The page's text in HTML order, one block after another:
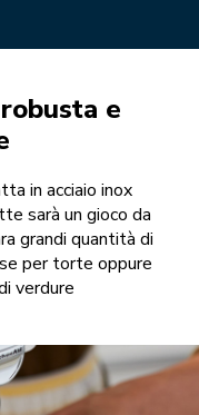
e
in acciaio inox
sarà un gioco da
grandi quantità di
per torte oppure
verdure